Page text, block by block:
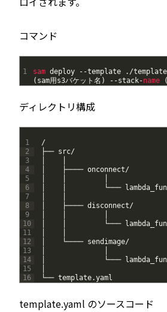
コマンド
1 sam deploy --template . /template
( sam用 s3バケット名 ) --stack-name (
ディレクトリ構成
1
2
3
4
5
6
7
8
9
10
11
12
13
14
15
16
/
├── src/
├──── onconnect/
└───
├──── disconnect/
└───
└──── sendimage/
└───
└── template.yaml
template.yaml のソースコード